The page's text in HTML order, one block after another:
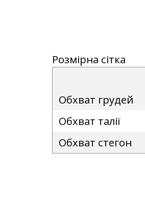
Розмірна сітка
Обхват грудей
Обхват талії
Обхват стегон